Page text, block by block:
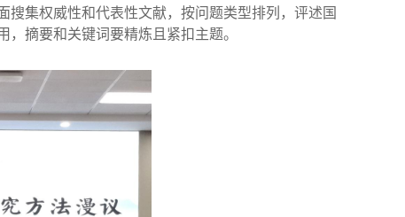
集权威性和代表性文献，按问题类型排列，评述国
摘要和关键词要精炼且紧扣主题。